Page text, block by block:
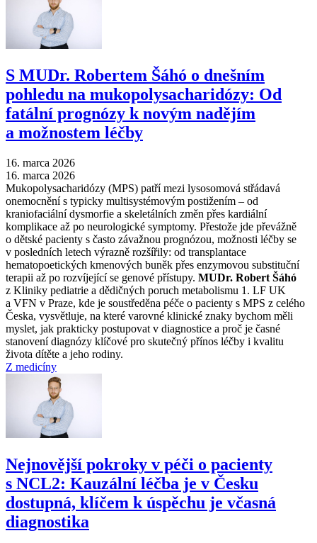
S MUDr. Robertem Šáhó o dnešním
pohledu na mukopolysacharidózy: Od
fatální prognózy k novým nadějím
a možnostem léčby
16. marca 2026
16. marca 2026
Mukopolysacharidózy (MPS) patří mezi lysosomová střádavá
onemocnění s typicky multisystémovým postižením –⁠ od
kraniofaciální dysmorfie a skeletálních změn přes kardiální
komplikace až po neurologické symptomy. Přestože jde převážně
o dětské pacienty s často závažnou prognózou, možnosti léčby se
v posledních letech výrazně rozšířily: od transplantace
hematopoetických kmenových buněk přes enzymovou substituční
terapii až po rozvíjející se genové přístupy. MUDr. Robert Šáhó
z Kliniky pediatrie a dědičných poruch metabolismu 1. LF UK
a VFN v Praze, kde je soustředěna péče o pacienty s MPS z celého
Česka, vysvětluje, na které varovné klinické znaky bychom měli
myslet, jak prakticky postupovat v diagnostice a proč je časné
stanovení diagnózy klíčové pro skutečný přínos léčby i kvalitu
života dítěte a jeho rodiny.
Z medicíny
Nejnovější pokroky v péči o pacienty
s NCL2: Kauzální léčba je v Česku
dostupná, klíčem k úspěchu je včasná
diagnostika